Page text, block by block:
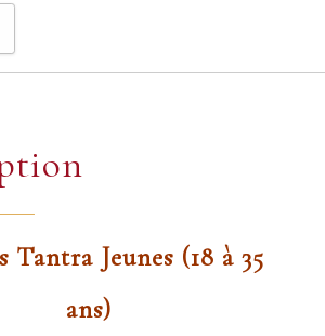
Tantra Jeunes (18 à 35
ans)